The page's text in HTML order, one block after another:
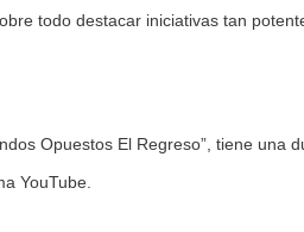
todo destacar iniciativas tan
Opuestos El Regreso”, tiene una
YouTube.